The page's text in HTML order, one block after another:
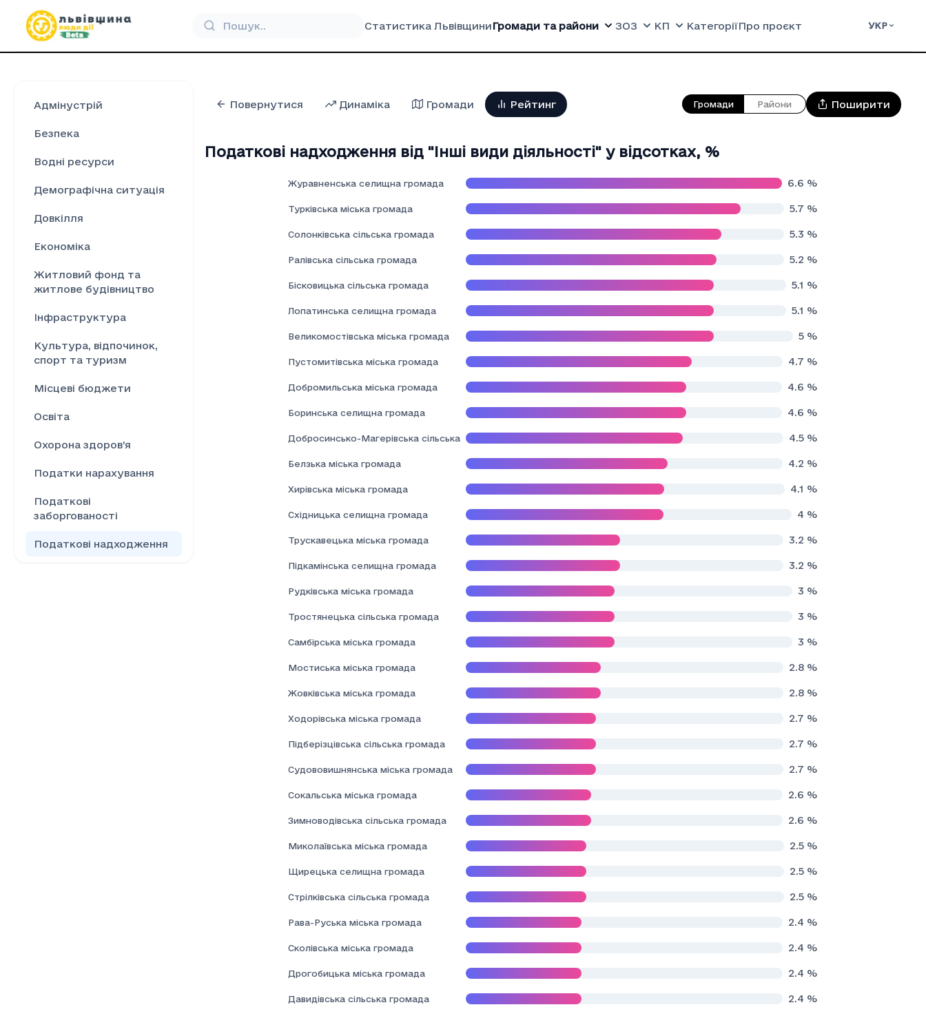
Статистика ЛьвівщиниГромади та райони ЗОЗ КП КатегоріїПро проєкт УКР
Адмінустрій
Безпека
Водні ресурси
Демографічна ситуація
Довкілля
Економіка
Житловий фонд та
житлове будівництво
Інфраструктура
Культура, відпочинок,
спорт та туризм
Місцеві бюджети
Освіта
Охорона здоров’я
Податки нарахування
Податкові
заборгованості
Податкові надходження
Повернутися Динаміка Громади Рейтинг Громади Райони Поширити
Податкові надходження від "Iншi види дiяльностi" у відсотках, %
Журавненська селищна громада 6.6 %
Турківська міська громада 5.7 %
Солонківська сільська громада 5.3 %
Ралівська сільська громада 5.2 %
Бісковицька сільська громада 5.1 %
Лопатинська селищна громада 5.1 %
Великомостівська міська громада 5 %
Пустомитівська міська громада 4.7 %
Добромильська міська громада 4.6 %
Боринська селищна громада 4.6 %
Добросинсько-Магерівська сільська громада 4.5 %
Белзька міська громада 4.2 %
Хирівська міська громада 4.1 %
Східницька селищна громада 4 %
Трускавецька міська громада 3.2 %
Підкамінська селищна громада 3.2 %
Рудківська міська громада 3 %
Тростянецька сільська громада 3 %
Самбірська міська громада 3 %
Мостиська міська громада 2.8 %
Жовківська міська громада 2.8 %
Ходорівська міська громада 2.7 %
Підберізцівська сільська громада 2.7 %
Судововишнянська міська громада 2.7 %
Сокальська міська громада 2.6 %
Зимноводівська сільська громада 2.6 %
Миколаївська міська громада 2.5 %
Щирецька селищна громада 2.5 %
Стрілківська сільська громада 2.5 %
Рава-Руська міська громада 2.4 %
Сколівська міська громада 2.4 %
Дрогобицька міська громада 2.4 %
Давидівська сільська громада 2.4 %